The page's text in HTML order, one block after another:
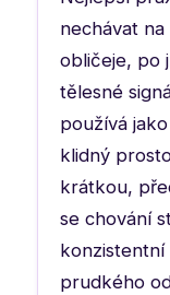
nechávat
obličeje, po
tělesné
používá
klidný
krátkou,
se chování
prudkého